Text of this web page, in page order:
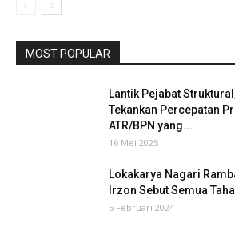
MOST POPULAR
Lantik Pejabat
Tekankan Percepatan
ATR/BPN yang...
16 Mei 2025
Lokakarya Nagari
Irzon Sebut Semua
5 Februari 2024